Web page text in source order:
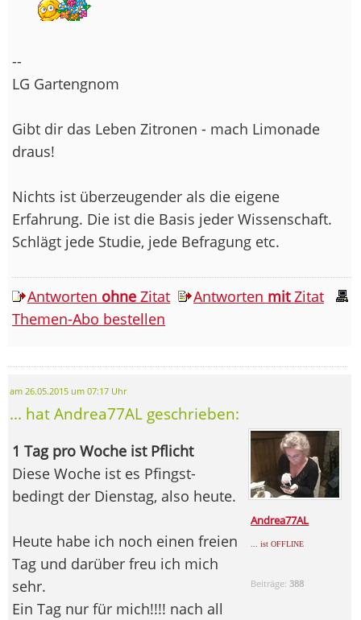
--
LG Gartengnom
Gibt dir das Leben Zitronen - mach Limonade
draus!
Nichts ist überzeugender als die eigene
Erfahrung. Die ist die Basis jeder Wissenschaft.
Schlägt jede Studie, jede Befragung etc.
Antworten ohne Zitat Antworten mitZitat
Themen-Abo bestellen
am 26.05.2015 um 07:17 Uhr
... hat Andrea77AL geschrieben:
Andrea77AL
... ist OFFLINE
Beiträge: 388
1 Tag pro Woche ist Pflicht
Diese Woche ist es Pfingst-
bedingt der Dienstag, also heute.
Heute habe ich noch einen freien
Tag und darüber freu ich mich
sehr.
Ein Tag nur für mich!!!! nach all